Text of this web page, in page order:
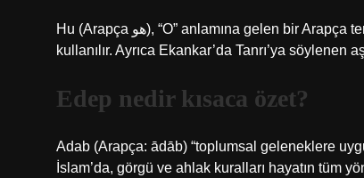
Hu (Arapça هو), “O” anlamına gelen bir Arapça terimdir. Tasavvuf edebiyatında, genellikle Allah’a atıfta bulunmak için
kullanılır. Ayrıca Ekankar’da Tanrı’ya söylenen
Edep nedir kısaca özet?
Adab (Arapça: ādāb) “toplumsal geleneklere
İslam’da, görgü ve ahlak kuralları hayatın tüm